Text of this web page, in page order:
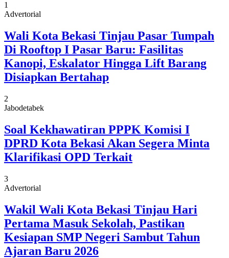
1
Advertorial
Wali Kota Bekasi Tinjau Pasar Tumpah
Di Rooftop I Pasar Baru: Fasilitas
Kanopi, Eskalator Hingga Lift Barang
Disiapkan Bertahap
2
Jabodetabek
Soal Kekhawatiran PPPK Komisi I
DPRD Kota Bekasi Akan Segera Minta
Klarifikasi OPD Terkait
3
Advertorial
Wakil Wali Kota Bekasi Tinjau Hari
Pertama Masuk Sekolah, Pastikan
Kesiapan SMP Negeri Sambut Tahun
Ajaran Baru 2026